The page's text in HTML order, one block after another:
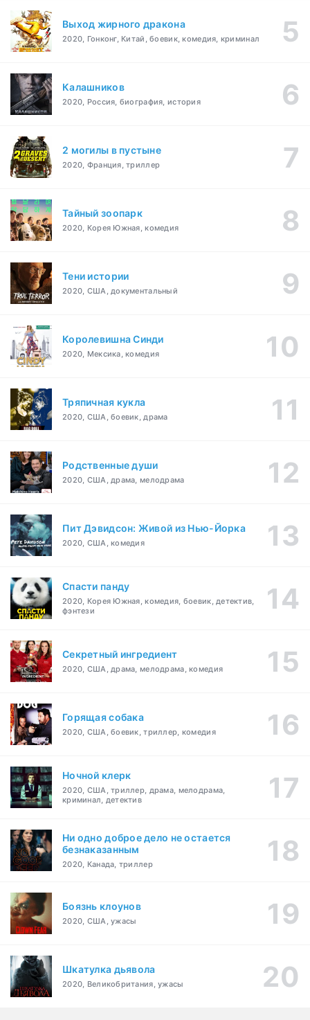
Выход жирного дракона
2020, Гонконг, Китай, боевик, комедия, криминал
Калашников
2020, Россия, биография, история
2 могилы в пустыне
2020, Франция, триллер
Тайный зоопарк
2020, Корея Южная, комедия
Тени истории
2020, США, документальный
Королевишна Синди
2020, Мексика, комедия
Тряпичная кукла
2020, США, боевик, драма
Родственные души
2020, США, драма, мелодрама
Пит Дэвидсон: Живой из Нью-Йорка
2020, США, комедия
Спасти панду
2020, Корея Южная, комедия, боевик, детектив,
фэнтези
Секретный ингредиент
2020, США, драма, мелодрама, комедия
Горящая собака
2020, США, боевик, триллер, комедия
Ночной клерк
2020, США, триллер, драма, мелодрама,
криминал, детектив
Ни одно доброе дело не остается
безнаказанным
2020, Канада, триллер
Боязнь клоунов
2020, США, ужасы
Шкатулка дьявола
2020, Великобритания, ужасы